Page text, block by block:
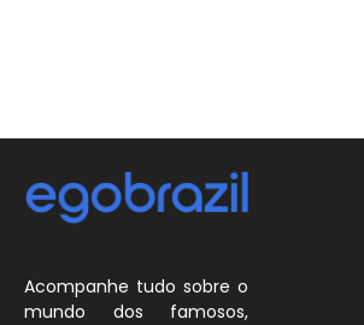
Acompanhe tudo sobre o
mundo dos famosos,